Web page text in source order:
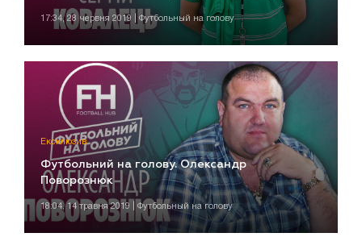
17:34, 28 червня 2019 | Футбольный на голову
Ексклюзив
Футбольний на голову. Олександр
Поворознюк
18:04, 14 травня 2019 | Футбольный на голову